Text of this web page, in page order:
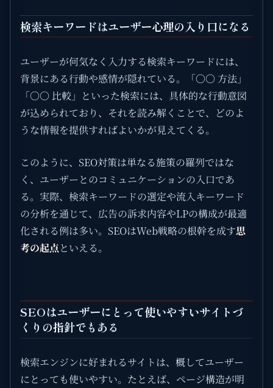
検索キーワードはユーザー心理の入り口になる
ユーザーが何気なく入力する検索キーワードには、
背景にある行動や感情が隠れている。「〇〇 方法」
「〇〇 比較」といった検索には、具体的な行動意図
が込められており、それを読み解くことで、どのよ
うな情報を提供すればよいかが見えてくる。
このように、SEO対策は単なる施策の羅列ではな
く、ユーザーとのコミュニケーションの入口であ
る。実際、検索キーワードの選定や流入キーワード
の分析を通じて、広告の訴求内容やLPの構成が最適
化される例は多い。SEOはWeb戦略の根幹を成す思
考の起点といえる。
SEOはユーザーにとって使いやすいサイトづ
くりの指針でもある
検索エンジンに好まれるサイトは、概してユーザー
にとっても使いやすい。たとえば、ページ構造が明